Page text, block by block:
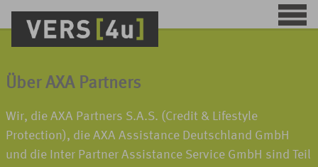
Über AXA Partners
Wir, die AXA Partners S.A.S. (Credit & Lifestyle
Protection), die AXA Assistance Deutschland GmbH
und die Inter Partner Assistance Service GmbH sind Teil